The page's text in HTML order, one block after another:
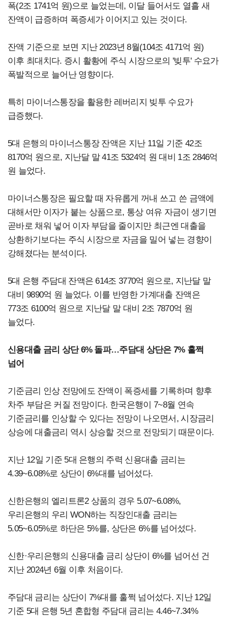
폭(2조 1741억 원)으로 늘었는데, 이달 들어서도 열흘 새
잔액이 급증하며 폭증세가 이어지고 있는 것이다.
잔액 기준으로 보면 지난 2023년 8월(104조 4171억 원)
이후 최대치다. 증시 활황에 주식 시장으로의 '빚투' 수요가
폭발적으로 늘어난 영향이다.
특히 마이너스통장을 활용한 레버리지 빚투 수요가
급증했다.
5대 은행의 마이너스통장 잔액은 지난 11일 기준 42조
8170억 원으로, 지난달 말 41조 5324억 원 대비 1조 2846억
원 늘었다.
마이너스통장은 필요할 때 자유롭게 꺼내 쓰고 쓴 금액에
대해서만 이자가 붙는 상품으로, 통상 여유 자금이 생기면
곧바로 채워 넣어 이자 부담을 줄이지만 최근엔 대출을
상환하기보다는 주식 시장으로 자금을 밀어 넣는 경향이
강해졌다는 분석이다.
5대 은행 주담대 잔액은 614조 3770억 원으로, 지난달 말
대비 9890억 원 늘었다. 이를 반영한 가계대출 잔액은
773조 6100억 원으로 지난달 말 대비 2조 7870억 원
늘었다.
신용대출 금리 상단 6% 돌파…주담대 상단은 7% 훌쩍
넘어
기준금리 인상 전망에도 잔액이 폭증세를 기록하며 향후
차주 부담은 커질 전망이다. 한국은행이 7~8월 연속
기준금리를 인상할 수 있다는 전망이 나오면서, 시장금리
상승에 대출금리 역시 상승할 것으로 전망되기 때문이다.
지난 12일 기준 5대 은행의 주력 신용대출 금리는
4.39~6.08%로 상단이 6%대를 넘어섰다.
신한은행의 엘리트론2 상품의 경우 5.07~6.08%,
우리은행의 우리 WON하는 직장인대출 금리는
5.05~6.05%로 하단은 5%를, 상단은 6%를 넘어섰다.
신한·우리은행의 신용대출 금리 상단이 6%를 넘어선 건
지난 2024년 6월 이후 처음이다.
주담대 금리는 상단이 7%대를 훌쩍 넘어섰다. 지난 12일
기준 5대 은행 5년 혼합형 주담대 금리는 4.46~7.34%